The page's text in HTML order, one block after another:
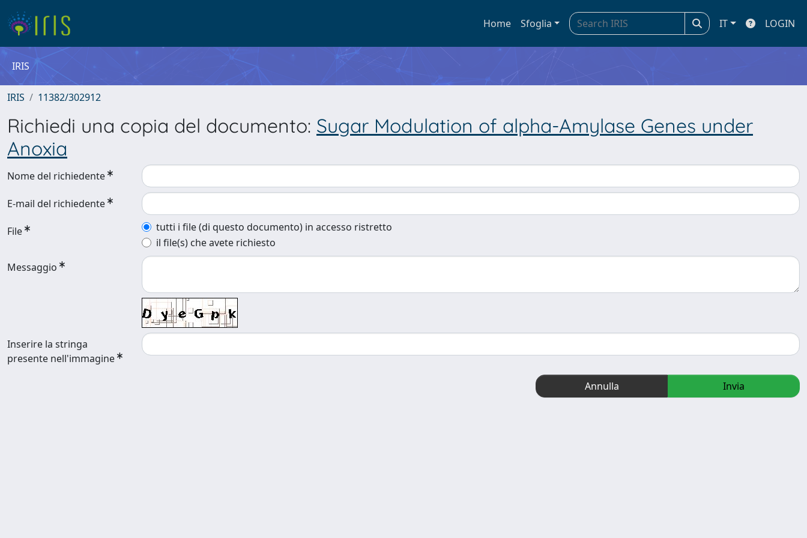
Home Sfoglia IT LOGIN
IRIS
IRIS 11382/302912
Richiedi una copia del documento: Sugar Modulation of alpha-Amylase Genes under
Anoxia
Nome del richiedente
E-mail del richiedente
File
tutti i file (di questo documento) in accesso ristretto
il file(s) che avete richiesto
Messaggio
Inserire la stringa
presente nell'immagine
Annulla Invia